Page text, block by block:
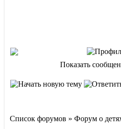
Показать
Список форумов » Форум о